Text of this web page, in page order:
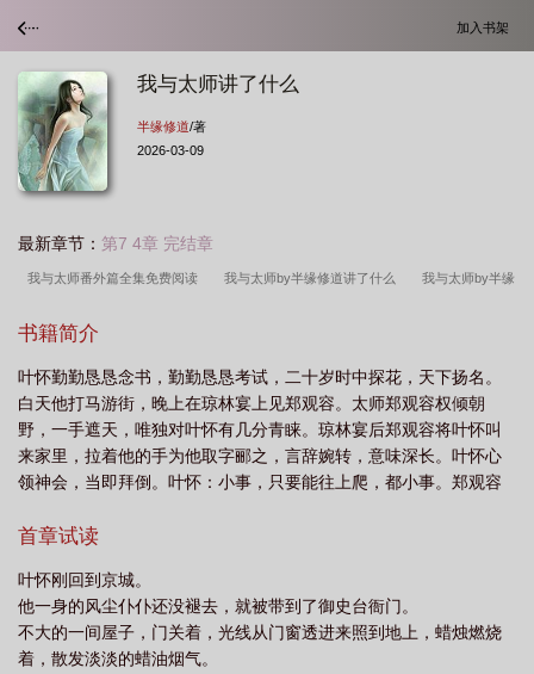
加入书架
我与太师讲了什么
半缘修道/著
2026-03-09
最新章节： 第7 4章 完结章
我与太师番外篇全集免费阅读 我与太师by半缘修道讲了什么 我与太师by半缘
TXT 我与太师by半缘修道结局
么 我与太师讲啥了 我与太师by半缘修道长佩 我与太师讲了什么 我与
太师by半缘修道剧透 我与太师剧情简介 我与太师半缘修道TXT资源 我与太
师番外在哪儿看 我与太师半缘修道 我与太师半缘修道番外 我与太师大结局
解析 我与太师半缘免费笔趣阁 我与太师by半缘修道全文免费阅读 我与太
师免费阅读 我与太师半缘修道长佩
半缘修道 我与太师广播剧 我与太师by半道修缘 我与太师番外篇最新章节
更新内容 我与太师半缘修道TXT全文免费阅读
书籍简介
叶怀勤勤恳恳念书，勤勤恳恳考试，二十岁时中探花，天下扬名。
白天他打马游街，晚上在琼林宴上见郑观容。太师郑观容权倾朝
野，一手遮天，唯独对叶怀有几分青睐。琼林宴后郑观容将叶怀叫
来家里，拉着他的手为他取字郦之，言辞婉转，意味深长。叶怀心
领神会，当即拜倒。叶怀：小事，只要能往上爬，都小事。郑观容
正面角色历史风俗混杂，经不起考究避雷：个人xp，受偏万人迷，
爱相杀、HE
首章试读
叶怀刚回到京城。
他一身的风尘仆仆还没褪去，就被带到了御史台衙门。
不大的一间屋子，门关着，光线从门窗透进来照到地上，蜡烛燃烧
着，散发淡淡的蜡油烟气。